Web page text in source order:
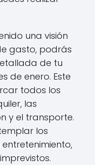
una visión
gasto, podrás
de tu
de enero. Este
todos los
las
y el transporte.
los